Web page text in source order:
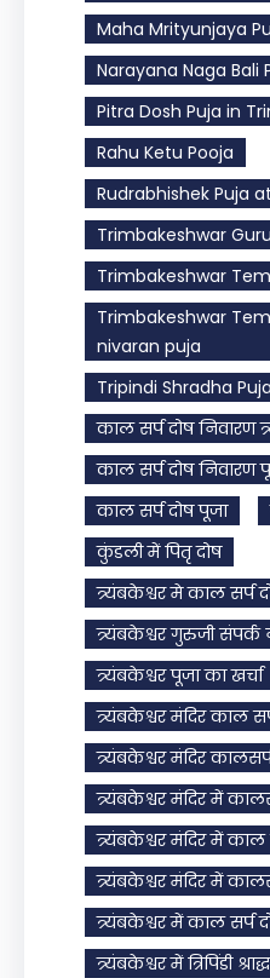
Maha Mrityunjaya
Narayana Naga Bali
Pitra Dosh Puja in
Rahu Ketu Pooja
Rudrabhishek Puja
Trimbakeshwar
Trimbakeshwar
Trimbakeshwar
nivaran puja
Tripindi Shradha
काल सर्प दोष निवारण
काल सर्प दोष निवारण
काल सर्प दोष पूजा
कुंडली में पितृ दोष
त्र्यंबकेश्वर मे काल सर्प
त्र्यंबकेश्वर गुरुजी संपर्क
त्र्यंबकेश्वर पूजा का खर्चा
त्र्यंबकेश्वर मंदिर काल
त्र्यंबकेश्वर मंदिर
त्र्यंबकेश्वर मंदिर में
त्र्यंबकेश्वर मंदिर में काल
त्र्यंबकेश्वर मंदिर में
त्र्यंबकेश्वर में काल सर्प
त्र्यंबकेश्वर में त्रिपिंडी